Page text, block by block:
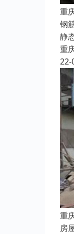
重
钢
静
重
22-
重
房